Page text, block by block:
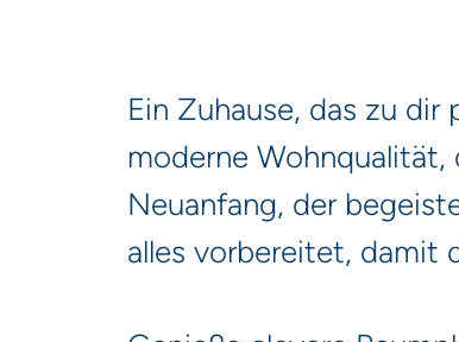
Ein Zuhause, das zu dir
moderne
Neuanfang, der
alles vorbereitet, damit